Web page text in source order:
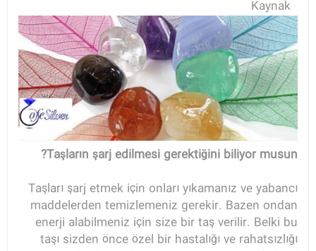
Taşların şarj edilmesi gerektiğini biliyor musun?
Taşları şarj etmek için onları yıkamanız ve yabancı
maddelerden temizlemeniz gerekir. Bazen ondan
enerji alabilmeniz için size bir taş verilir. Belki bu
taşı sizden önce özel bir hastalığı ve rahatsızlığı